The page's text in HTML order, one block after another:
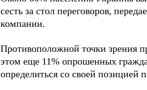
сесть за стол переговоров,
компании.
Противоположной точки зрения
этом еще 11% опрошенных
определиться со своей позицией